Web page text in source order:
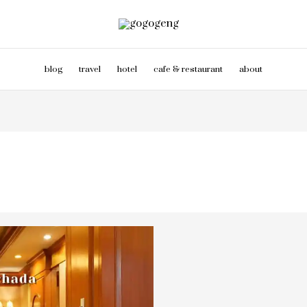
blog travel hotel cafe & restaurant about